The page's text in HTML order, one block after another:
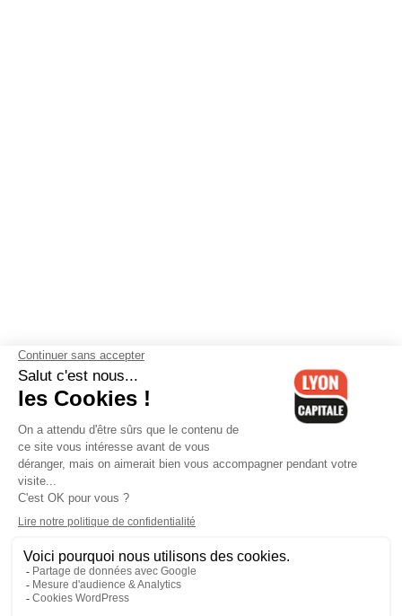
Contactez-nous-Mentions légales-CGV-Politique de
confidentialité-Gestion des cookies